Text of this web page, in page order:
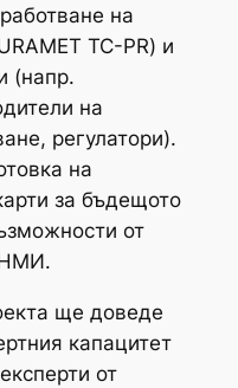
на
TC-PR) и
(напр.
на
регулатори).
на
за бъдещото
от
НМИ.
ще доведе
капацитет
от